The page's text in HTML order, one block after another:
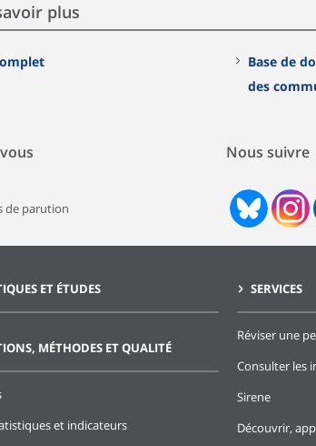
plus
Base de
des
de parution
Nous suivre
ET ÉTUDES
MÉTHODES ET QUALITÉ
et indicateurs
SERVICES
Réviser une
Consulter les
Sirene
Découvrir,